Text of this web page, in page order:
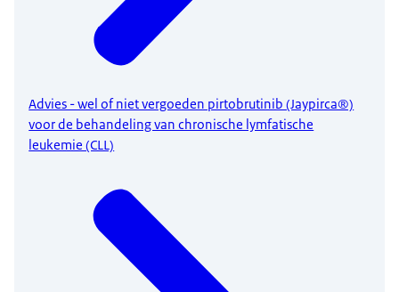
Advies - wel of niet vergoeden pirtobrutinib (Jaypirca®)
voor de behandeling van chronische lymfatische
leukemie (CLL)